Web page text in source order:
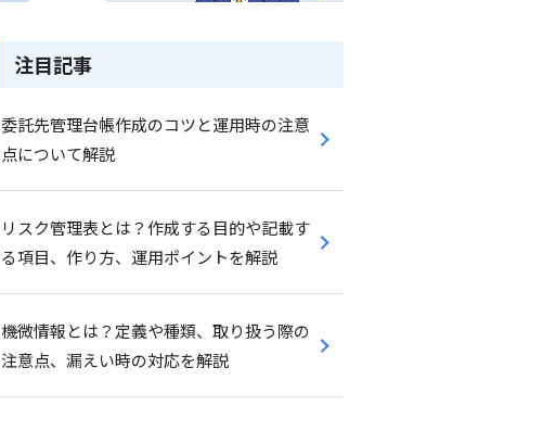
注目記事
委託先管理台帳作成のコツと運用時の注意
点について解説
リスク管理表とは？作成する目的や記載す
る項目、作り方、運用ポイントを解説
機微情報とは？定義や種類、取り扱う際の
注意点、漏えい時の対応を解説